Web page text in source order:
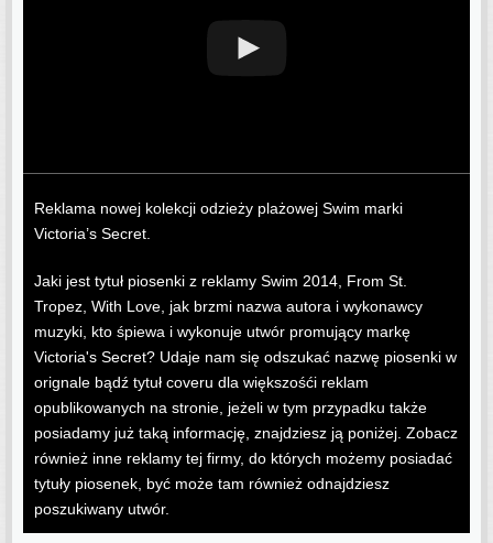
Reklama nowej kolekcji odzieży plażowej Swim marki
Victoria’s Secret.
Jaki jest tytuł piosenki z reklamy Swim 2014, From St.
Tropez, With Love, jak brzmi nazwa autora i wykonawcy
muzyki, kto śpiewa i wykonuje utwór promujący markę
Victoria's Secret? Udaje nam się odszukać nazwę piosenki w
orignale bądź tytuł coveru dla większośći reklam
opublikowanych na stronie, jeżeli w tym przypadku także
posiadamy już taką informację, znajdziesz ją poniżej. Zobacz
również inne reklamy tej firmy, do których możemy posiadać
tytuły piosenek, być może tam również odnajdziesz
poszukiwany utwór.